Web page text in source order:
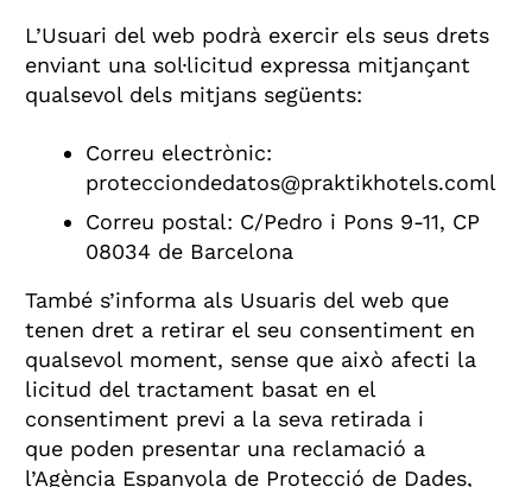
L’Usuari del web podrà exercir els seus drets
enviant una sol·licitud expressa mitjançant
qualsevol dels mitjans següents:
Correu electrònic:
protecciondedatos@praktikhotels.coml
Correu postal: C/Pedro i Pons 9-11, CP
08034 de Barcelona
També s’informa als Usuaris del web que
tenen dret a retirar el seu consentiment en
qualsevol moment, sense que això afecti la
licitud del tractament basat en el
consentiment previ a la seva retirada i
que poden presentar una reclamació a
l’Agència Espanyola de Protecció de Dades,